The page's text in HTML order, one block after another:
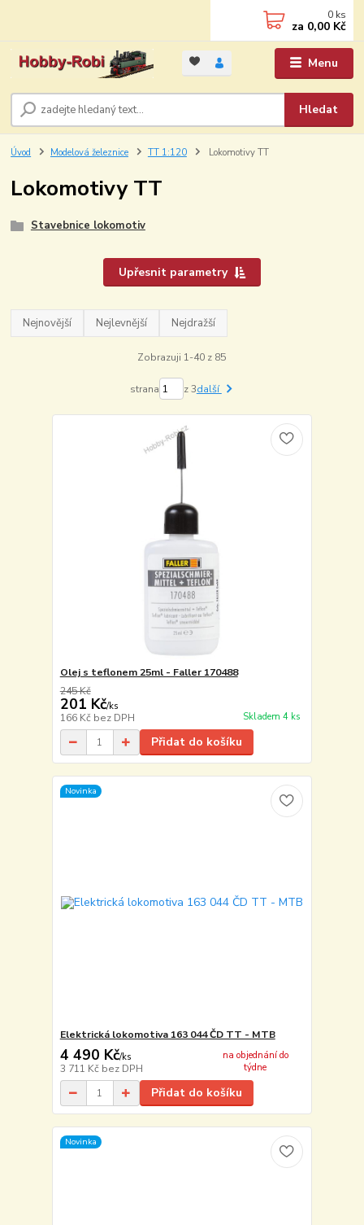
Menu
Hledat
0 ks
za 0,00 Kč
Úvod Modelová železnice TT 1:120 Lokomotivy TT
Lokomotivy TT
Stavebnice lokomotiv
Upřesnit parametry
Nejnovější Nejlevnější Nejdražší
Zobrazuji 1-40 z 85
strana z 3další
Olej s teflonem 25ml - Faller 170488
245 Kč
201 Kč/ks
166 Kč bez DPH Skladem 4 ks
Přidat do košíku
Novinka
Elektrická lokomotiva 163 044 ČD TT - MTB
4 490 Kč/ks
3 711 Kč bez DPH
na objednání do
týdne
Přidat do košíku
Novinka